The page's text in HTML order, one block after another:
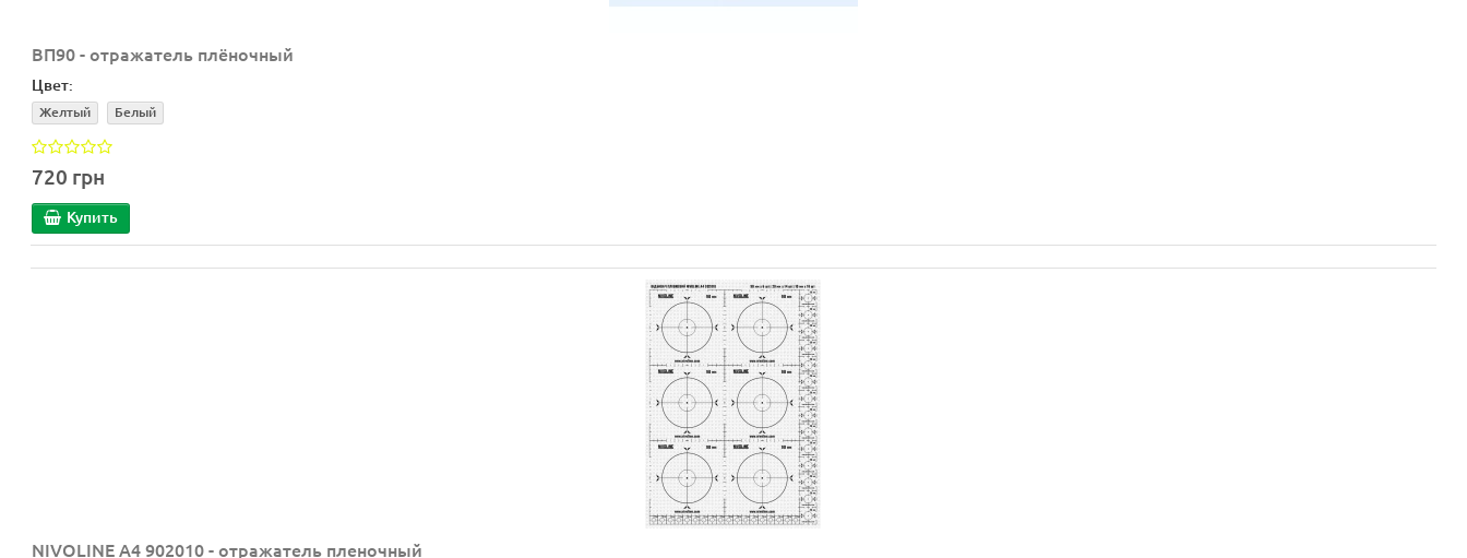
ВП90 - отражатель плёночный
Цвет:
Желтый Белый
720 грн
Купить
NIVOLINE A4 902010 - отражатель пленочный